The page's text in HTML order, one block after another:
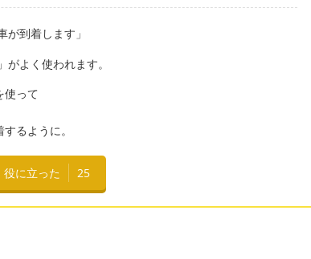
到着します」
よく使われます。
使って
るように。
役に立った 25